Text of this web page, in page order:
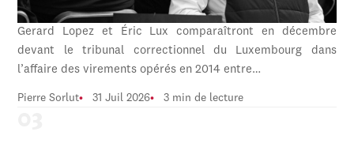
Gerard Lopez et Éric Lux comparaîtront en décembre
devant le tribunal correctionnel du Luxembourg dans
l’affaire des virements opérés en 2014 entre…
Pierre Sorlut 31 Juil 2026 3 min de lecture